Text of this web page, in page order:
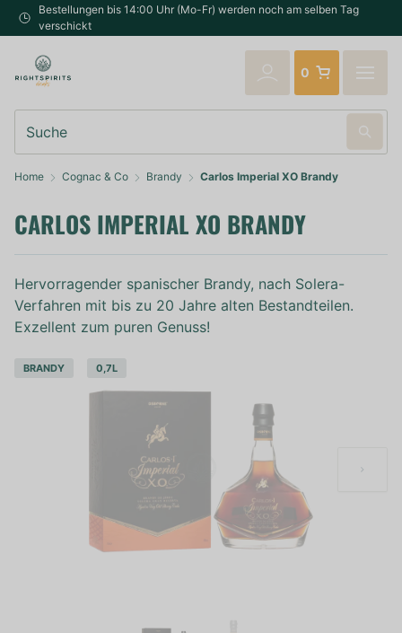
Bestellungen bis 14:00 Uhr (Mo-Fr) werden noch am selben Tag
verschickt
0
Home Cognac & Co Brandy Carlos Imperial XO Brandy
CARLOS IMPERIAL XO BRANDY
Hervorragender spanischer Brandy, nach Solera-
Verfahren mit bis zu 20 Jahre alten Bestandteilen.
Exzellent zum puren Genuss!
BRANDY 0,7L